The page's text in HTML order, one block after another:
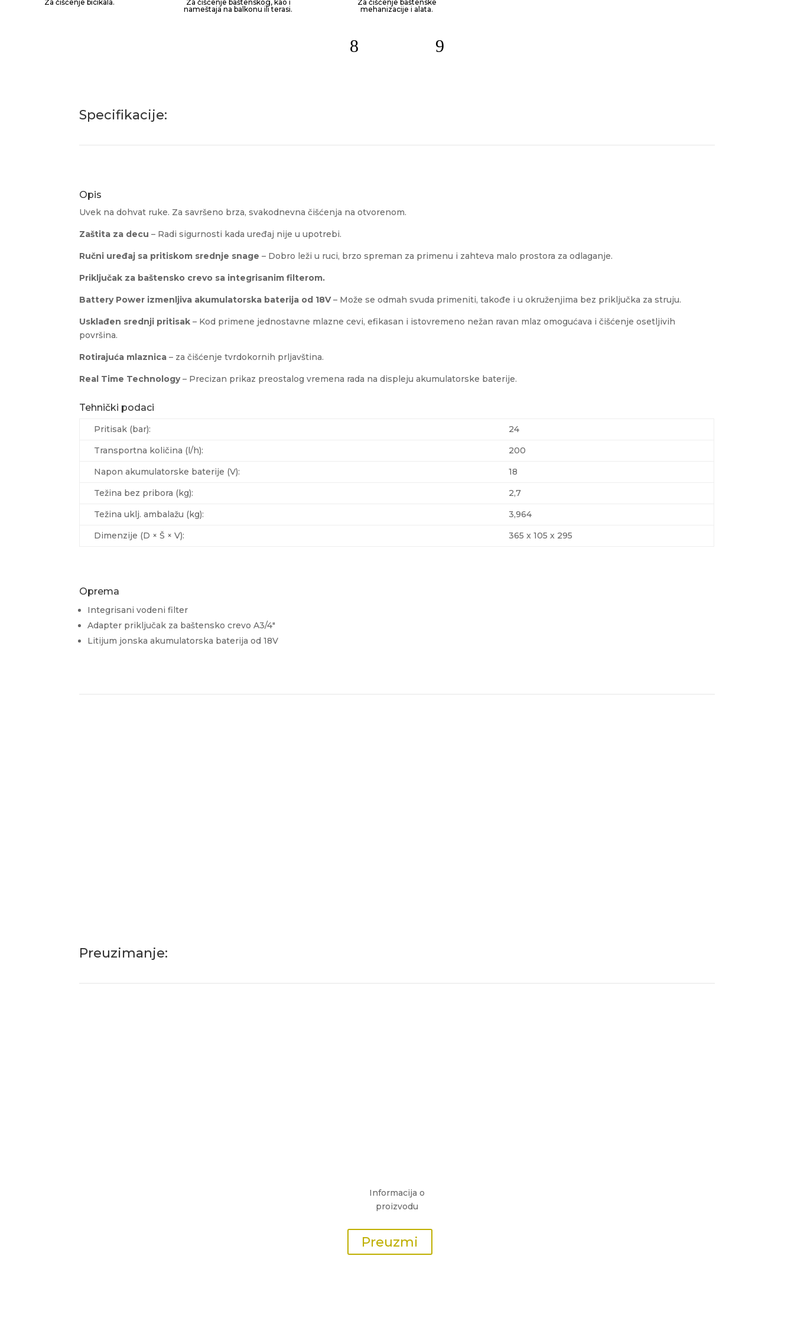
Za čišćenje bicikala.
Za čišćenje baštenskog, kao i
nameštaja na balkonu ili terasi.
Za čišćenje baštenske
mehanizacije i alata.
Specifikacije:
Opis
Uvek na dohvat ruke. Za savršeno brza, svakodnevna čišćenja na otvorenom.
Zaštita za decu – Radi sigurnosti kada uređaj nije u upotrebi.
Ručni uređaj sa pritiskom srednje snage – Dobro leži u ruci, brzo spreman za primenu i zahteva malo prostora za odlaganje.
Priključak za baštensko crevo sa integrisanim filterom.
Battery Power izmenljiva akumulatorska baterija od 18V– Može se odmah svuda primeniti, takođe i u okruženjima bez priključka za struju.
Usklađen srednji pritisak – Kod primene jednostavne mlazne cevi, efikasan i istovremeno nežan ravan mlaz omogućava i čišćenje osetljivih
površina.
Rotirajuća mlaznica – za čišćenje tvrdokornih prljavština.
Real Time Technology– Precizan prikaz preostalog vremena rada na displeju akumulatorske baterije.
Tehnički podaci
Pritisak (bar):
24
Transportna količina (l/h):
200
Napon akumulatorske baterije (V):
18
Težina bez pribora (kg):
2,7
Težina uklj. ambalažu (kg):
3,964
Dimenzije (D × Š × V):
365 x 105 x 295
Oprema
Integrisani vodeni filter
Adapter priključak za baštensko crevo A3/4″
Litijum jonska akumulatorska baterija od 18V
Preuzimanje:
Informacija o
proizvodu
Preuzmi